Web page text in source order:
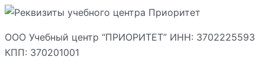
ООО Учебный центр “ПРИОРИТЕТ” ИНН: 3702225593
КПП: 370201001